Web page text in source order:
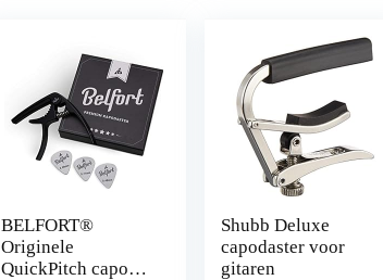
BELFORT®
Originele
QuickPitch capo
Shubb Deluxe
capodaster voor
gitaren